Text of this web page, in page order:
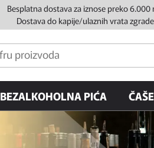
Besplatna dostava za iznose preko 6.000
Dostava do kapije/ulaznih vrata zgrade
BEZALKOHOLNA PIĆA